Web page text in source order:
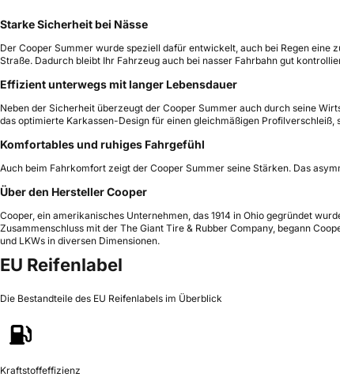
Starke Sicherheit bei Nässe
Der Cooper Summer wurde speziell dafür entwickelt, auch bei Regen
Straße. Dadurch bleibt Ihr Fahrzeug auch bei nasser Fahrbahn gut
Effizient unterwegs mit langer Lebensdauer
Neben der Sicherheit überzeugt der Cooper Summer auch durch seine
das optimierte Karkassen-Design für einen gleichmäßigen
Komfortables und ruhiges Fahrgefühl
Auch beim Fahrkomfort zeigt der Cooper Summer seine Stärken. Das
Über den Hersteller Cooper
Cooper, ein amerikanisches Unternehmen, das 1914 in Ohio gegründet
Zusammenschluss mit der The Giant Tire & Rubber Company, begann
und LKWs in diversen Dimensionen.
EU Reifenlabel
Die Bestandteile des EU Reifenlabels im Überblick
Kraftstoffeffizienz